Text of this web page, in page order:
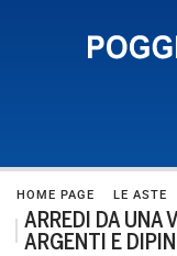
HOME PAGE LE ASTE
ARREDI DA UNA
ARGENTI E